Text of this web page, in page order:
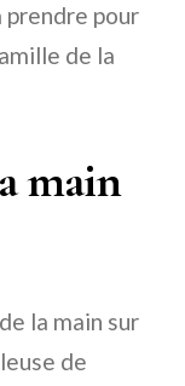
prendre pour
de la
main
la main sur
de